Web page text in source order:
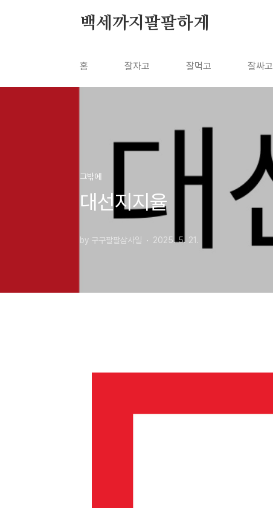
백세까지팔팔하게
홈 잘자고 잘먹고 잘싸고
그밖에
대선지지율
by 구구팔팔삼사일 2025. 5. 21.